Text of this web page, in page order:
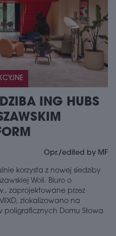
ING HUBS
Opr./edited by MF
korzysta z nowej siedziby
Woli. Biuro o
zaprojektowane przez
zlokalizowano na
Domu Słowa